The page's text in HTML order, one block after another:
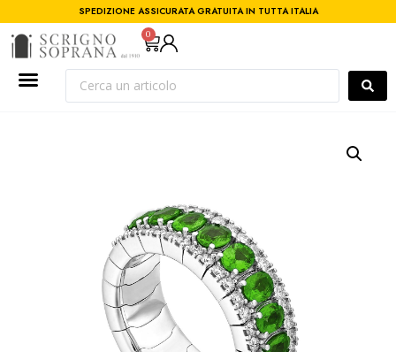
SPEDIZIONE ASSICURATA GRATUITA IN TUTTA ITALIA
0